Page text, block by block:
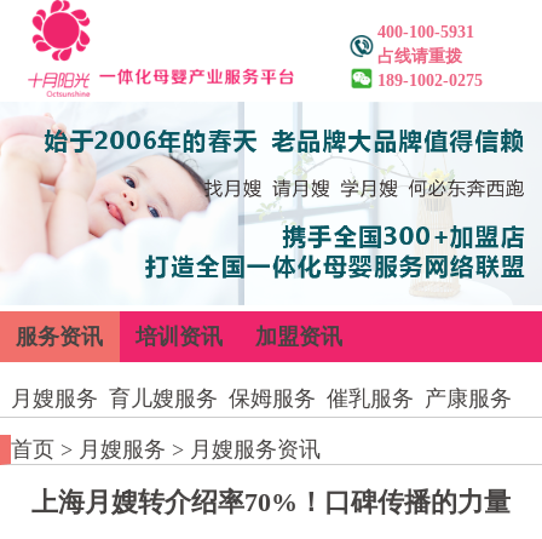
400-100-5931
占线请重拨
189-1002-0275
服务资讯 培训资讯 加盟资讯
月嫂服务 育儿嫂服务 保姆服务 催乳服务 产康服务
首页> 月嫂服务 > 月嫂服务资讯
上海月嫂转介绍率70%！口碑传播的力量